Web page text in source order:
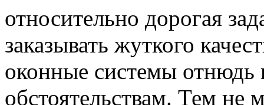
относительно дорогая
заказывать жуткого
оконные системы
обстоятельствам. Тем не